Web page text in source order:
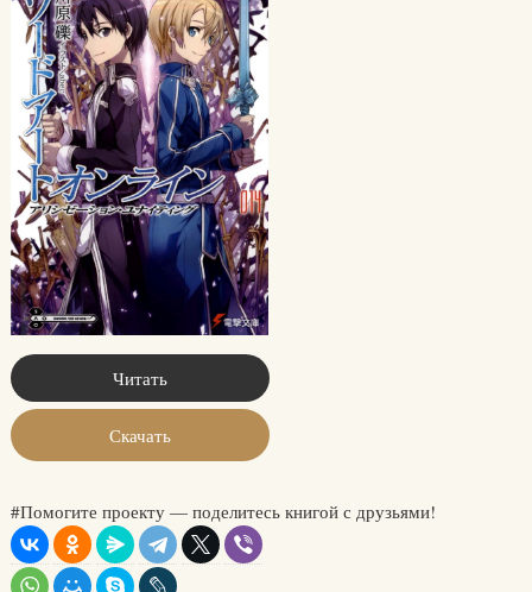
Читать
Скачать
#Помогите проекту — поделитесь книгой с друзьями!